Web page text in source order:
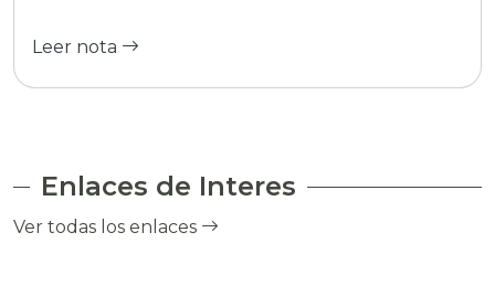
Leer nota
Enlaces de Interes
Ver todas los enlaces